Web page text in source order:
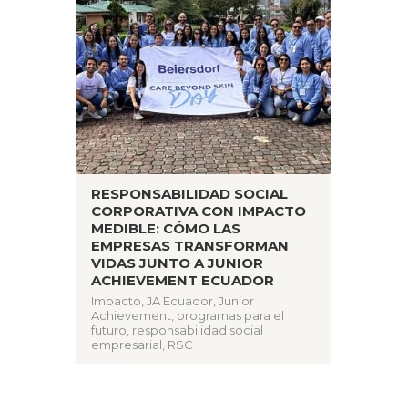
RESPONSABILIDAD SOCIAL
CORPORATIVA CON IMPACTO
MEDIBLE: CÓMO LAS
EMPRESAS TRANSFORMAN
VIDAS JUNTO A JUNIOR
ACHIEVEMENT ECUADOR
Impacto ,JA Ecuador ,Junior
Achievement programas para el
futuro responsabilidad social
empresarial RSC